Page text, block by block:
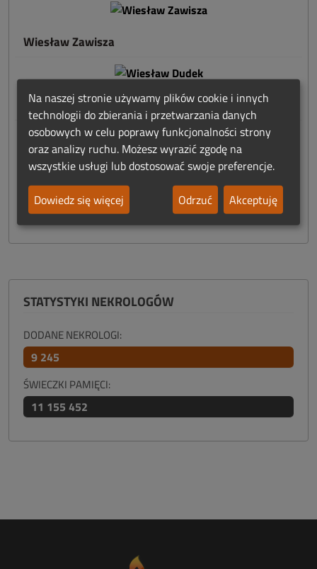
Wiesław Zawisza
Wiesław Dudek
wiesław wasińczak
wszyscy imiennicy
STATYSTYKI NEKROLOGÓW
DODANE NEKROLOGI:
9 245
ŚWIECZKI PAMIĘCI:
11 155 452
Na naszej stronie używamy plików cookie i innych
technologii do zbierania i przetwarzania danych
osobowych w celu poprawy funkcjonalności strony
oraz analizy ruchu. Możesz wyrazić zgodę na
wszystkie usługi lub dostosować swoje preferencje.
Dowiedz się więcej
Odrzuć Akceptuję